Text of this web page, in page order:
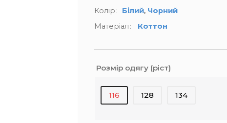
Колір
Білий, Чорний
Матеріал
Коттон
Розмір одягу (ріст)
116 128 134